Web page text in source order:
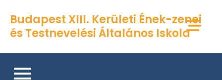
content
Budapest XIII. Kerületi Ének-zenei
és Testnevelési Általános Iskola